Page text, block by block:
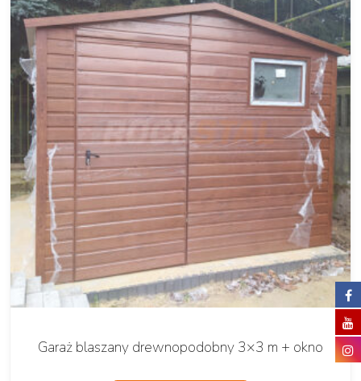
Garaż blaszany drewnopodobny 3×3 m + okno